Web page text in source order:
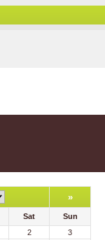
»
Sat
Sun
2
3